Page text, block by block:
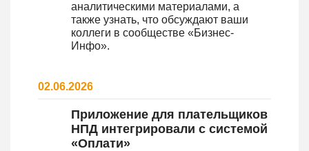
аналитическими материалами, а
также узнать, что обсуждают ваши
коллеги в сообществе «Бизнес-
Инфо».
02.06.2026
Приложение для плательщиков
НПД интегрировали с системой
«Оплати»